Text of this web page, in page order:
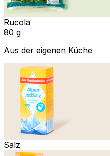
Rucola
80 g
Aus der eigenen Küche
Salz